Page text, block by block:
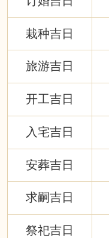
栽种吉日
旅游吉日
开工吉日
入宅吉日
安葬吉日
求嗣吉日
祭祀吉日